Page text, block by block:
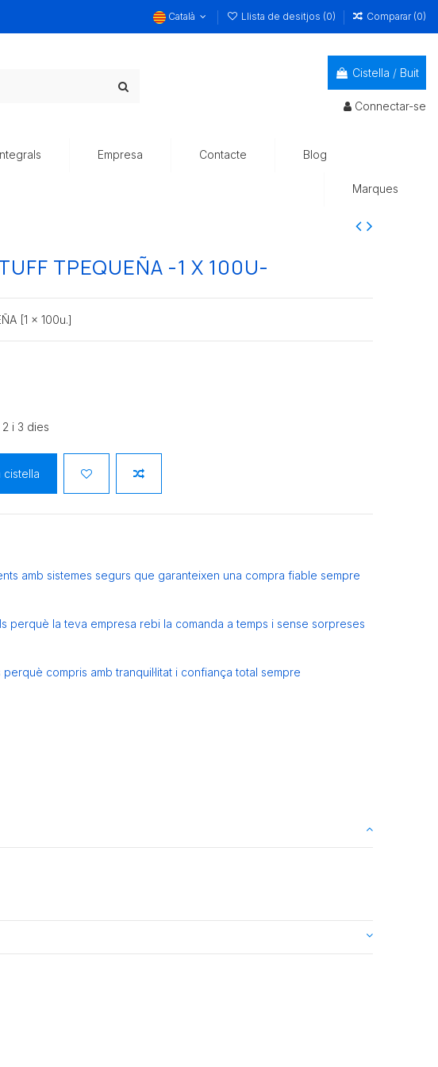
Català Llista de desitjos (0) Comparar (0)
Cistella / Buit
Connectar-se
Empresa Contacte Blog
Marques
TPEQUEÑA -1 X 100U-
[1 x 100u.]
2 i 3 dies
cistella
amb sistemes segurs que garanteixen una compra fiable sempre
perquè la teva empresa rebi la comanda a temps i sense sorpreses
compris amb tranquil·litat i confiança total sempre